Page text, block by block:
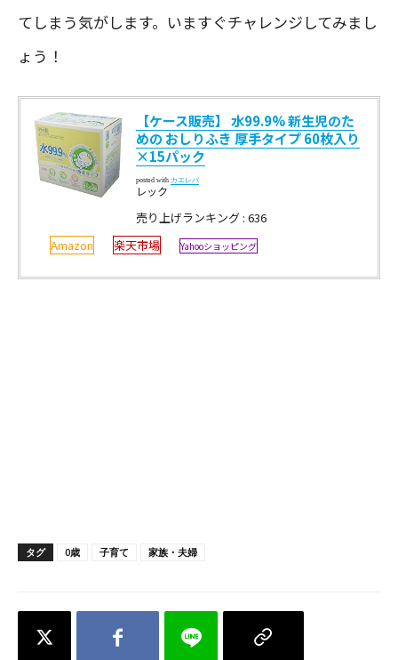
てしまう気がします。いますぐチャレンジしてみまし
ょう！
【ケース販売】 水99.9% 新生児のた
めの おしりふき 厚手タイプ 60枚入り
×15パック
posted with カエレバ
レック
売り上げランキング : 636
Amazon
楽天市場 Yahooショッピング
タグ 0歳 子育て 家族・夫婦